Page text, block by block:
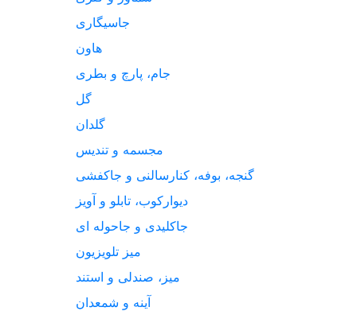
جاسیگاری
هاون
جام، پارچ و بطری
گل
گلدان
مجسمه و تندیس
گنجه، بوفه، کنارسالنی و جاکفشی
دیوارکوب، تابلو و آویز
جاکلیدی و جاحوله ای
میز تلویزیون
میز، صندلی و استند
آینه و شمعدان